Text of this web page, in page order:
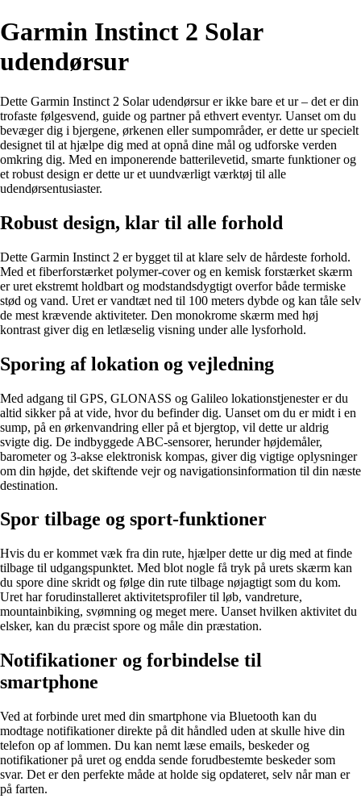
Garmin Instinct 2 Solar
udendørsur
Dette Garmin Instinct 2 Solar udendørsur er ikke bare et ur – det er din
trofaste følgesvend, guide og partner på ethvert eventyr. Uanset om du
bevæger dig i bjergene, ørkenen eller sumpområder, er dette ur specielt
designet til at hjælpe dig med at opnå dine mål og udforske verden
omkring dig. Med en imponerende batterilevetid, smarte funktioner og
et robust design er dette ur et uundværligt værktøj til alle
udendørsentusiaster.
Robust design, klar til alle forhold
Dette Garmin Instinct 2 er bygget til at klare selv de hårdeste forhold.
Med et fiberforstærket polymer-cover og en kemisk forstærket skærm
er uret ekstremt holdbart og modstandsdygtigt overfor både termiske
stød og vand. Uret er vandtæt ned til 100 meters dybde og kan tåle selv
de mest krævende aktiviteter. Den monokrome skærm med høj
kontrast giver dig en letlæselig visning under alle lysforhold.
Sporing af lokation og vejledning
Med adgang til GPS, GLONASS og Galileo lokationstjenester er du
altid sikker på at vide, hvor du befinder dig. Uanset om du er midt i en
sump, på en ørkenvandring eller på et bjergtop, vil dette ur aldrig
svigte dig. De indbyggede ABC-sensorer, herunder højdemåler,
barometer og 3-akse elektronisk kompas, giver dig vigtige oplysninger
om din højde, det skiftende vejr og navigationsinformation til din næste
destination.
Spor tilbage og sport-funktioner
Hvis du er kommet væk fra din rute, hjælper dette ur dig med at finde
tilbage til udgangspunktet. Med blot nogle få tryk på urets skærm kan
du spore dine skridt og følge din rute tilbage nøjagtigt som du kom.
Uret har forudinstalleret aktivitetsprofiler til løb, vandreture,
mountainbiking, svømning og meget mere. Uanset hvilken aktivitet du
elsker, kan du præcist spore og måle din præstation.
Notifikationer og forbindelse til
smartphone
Ved at forbinde uret med din smartphone via Bluetooth kan du
modtage notifikationer direkte på dit håndled uden at skulle hive din
telefon op af lommen. Du kan nemt læse emails, beskeder og
notifikationer på uret og endda sende forudbestemte beskeder som
svar. Det er den perfekte måde at holde sig opdateret, selv når man er
på farten.